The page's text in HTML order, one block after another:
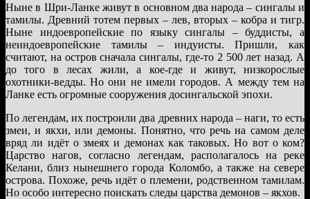
Ныне в Шри-Ланке живут в основном два народа – сингалы и
тамилы. Древний тотем первых – лев, вторых – кобра и тигр.
Ныне индоевропейские по языку сингалы – буддисты, а
неиндоевропейские тамилы – индуисты. Пришли, как
считают, на остров сначала сингалы, где-то 2 500 лет назад. А
до того в лесах жили, а кое-где и живут, низкорослые
охотники-ведды. Но они не имели городов. А между тем на
Ланке есть огромные сооружения досингальской эпохи.
По легендам, их построили два древних народа – наги, то есть
змеи, и якхи, или демоны. Понятно, что речь на самом деле
вряд ли идёт о змеях и демонах как таковых. Но вот о ком?
Царство нагов, согласно легендам, располагалось на реке
Келани, близ нынешнего города Коломбо, а также на севере
острова. Похоже, речь идёт о племени, родственном тамилам.
Но особо интересно поискать следы царства демонов – якхов.